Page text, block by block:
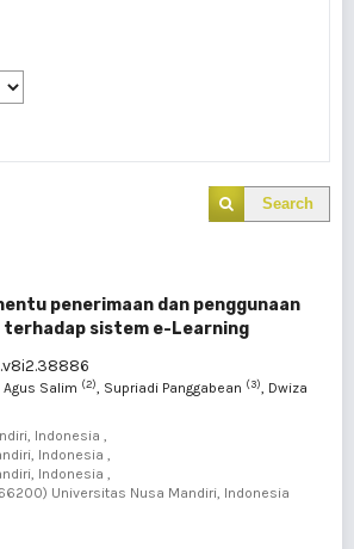
Search
penerimaan dan penggunaan
terhadap sistem e-Learning
Agus Salim (2), Supriadi Panggabean (3), Dwiza
Indonesia ,
Indonesia ,
Indonesia ,
Universitas Nusa Mandiri, Indonesia